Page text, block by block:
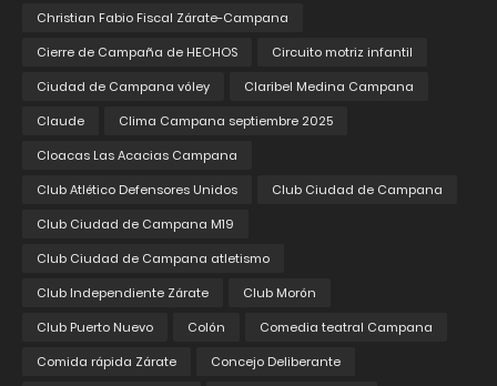
Christian Fabio Fiscal Zárate-Campana
Cierre de Campaña de HECHOS
Circuito motriz infantil
Ciudad de Campana vóley
Claribel Medina Campana
Claude
Clima Campana septiembre 2025
Cloacas Las Acacias Campana
Club Atlético Defensores Unidos
Club Ciudad de Campana
Club Ciudad de Campana M19
Club Ciudad de Campana atletismo
Club Independiente Zárate
Club Morón
Club Puerto Nuevo
Colón
Comedia teatral Campana
Comida rápida Zárate
Concejo Deliberante